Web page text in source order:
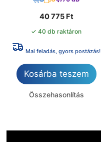
40 775 Ft
✓ 40 db raktáron
Mai feladás, gyors postázás!
Kosárba teszem
Összehasonlítás